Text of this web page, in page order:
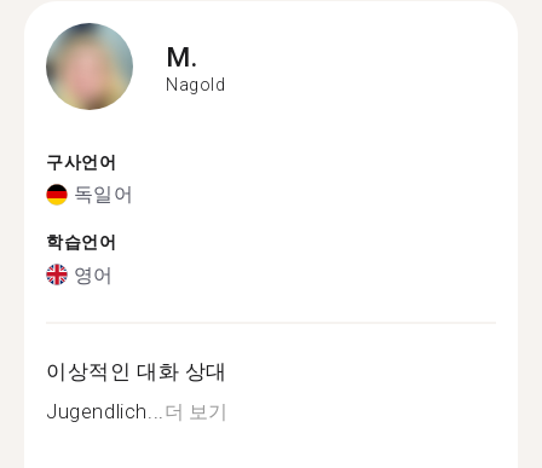
M.
Nagold
구사언어
독일어
학습언어
영어
이상적인 대화 상대
Jugendlich... 더 보기